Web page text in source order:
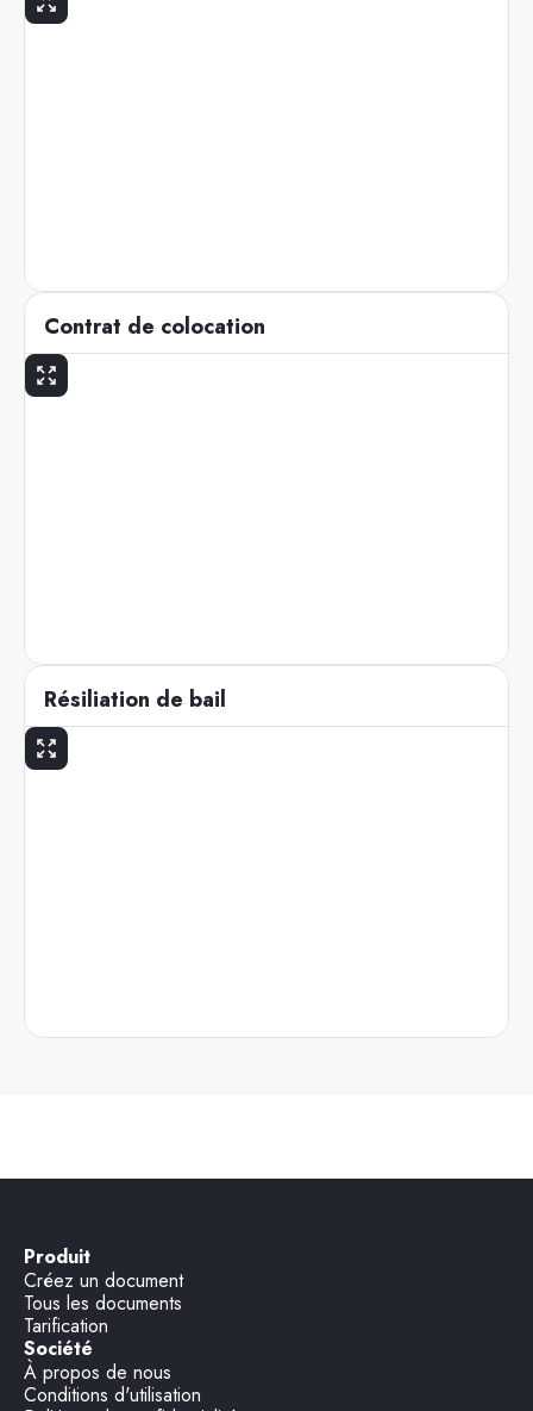
Contrat de colocation
Résiliation de bail
Produit
Créez un document
Tous les documents
Tarification
Société
À propos de nous
Conditions d'utilisation